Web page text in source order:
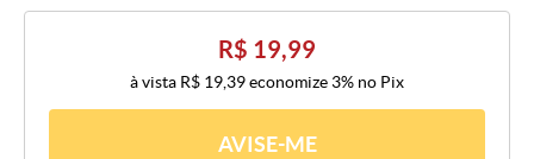
R$ 19,99
à vista R$ 19,39economize 3% no Pix
AVISE-ME